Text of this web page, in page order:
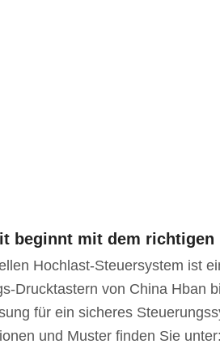
beginnt mit dem richtigen
Hochlast-Steuersystem ist
Drucktastern von China Hban
für ein sicheres
und Muster finden Sie unter: